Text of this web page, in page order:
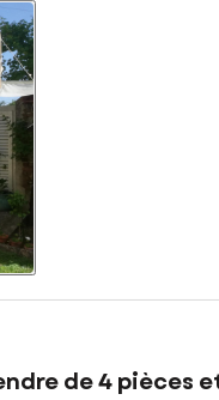
de 4 pièces et